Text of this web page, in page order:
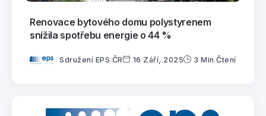
Renovace bytového domu polystyrenem
snížila spotřebu energie o 44 %
Sdružení EPS ČR 16 Září, 2025 3 Min Čtení